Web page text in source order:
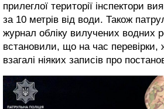
прилеглої території інспектори
за 10 метрів від води. Також
журнал обліку вилучених водних
встановили, що на час перевірки,
взагалі ніяких записів про